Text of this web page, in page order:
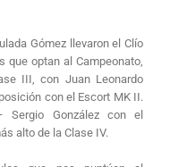
Gómez llevaron el Clío
que optan al Campeonato,
III, con Juan Leonardo
con el Escort MK II.
Sergio González con el
alto de la Clase IV.